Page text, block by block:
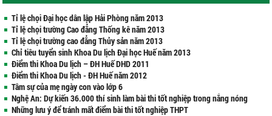
Tỉ lệ chọi Đại học dân lập Hải Phòng năm 2013
Tỉ lệ chọi trường Cao đẳng Thống kê năm 2013
Tỉ lệ chọi trường cao đẳng Thủy sản năm 2013
Chỉ tiêu tuyển sinh Khoa Du lịch Đại học Huế năm 2013
Điểm thi Khoa Du lịch – ĐH Huế DHD 2011
Điểm thi Khoa Du lịch - ĐH Huế năm 2012
Tâm sự của mẹ ngày con vào lớp 6
Nghệ An: Dự kiến 36.000 thí sinh làm bài thi tốt nghiệp trong nắng nóng
Những lưu ý để tránh mất điểm bài thi tốt nghiệp THPT